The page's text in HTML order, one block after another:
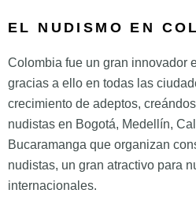
EL NUDISMO EN
Colombia fue un gran innovador
gracias a ello en todas las
crecimiento de adeptos,
nudistas en Bogotá, Medellín,
Bucaramanga que organizan
nudistas, un gran atractivo para
internacionales.